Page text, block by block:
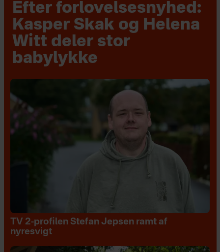
Efter forlovelsesnyhed:
Kasper Skak og Helena
Witt deler stor
babylykke
TV 2-profilen Stefan Jepsen ramt af
nyresvigt